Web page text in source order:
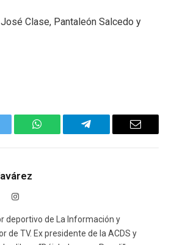
Clase, Pantaleón Salcedo y
WhatsAppTelegram Email
Instagram
deportivo de La Información y
de TV. Ex presidente de la ACDS y